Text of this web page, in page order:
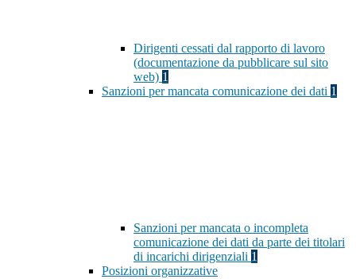
Dirigenti cessati dal rapporto di lavoro
(documentazione da pubblicare sul sito
web) 1
Sanzioni per mancata comunicazione dei dati 1
Sanzioni per mancata o incompleta
comunicazione dei dati da parte dei titolari
di incarichi dirigenziali 1
Posizioni organizzative